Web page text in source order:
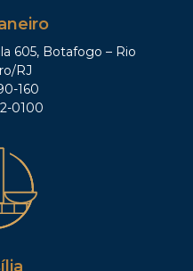
605, Botafogo – Rio
RJ
160
0100